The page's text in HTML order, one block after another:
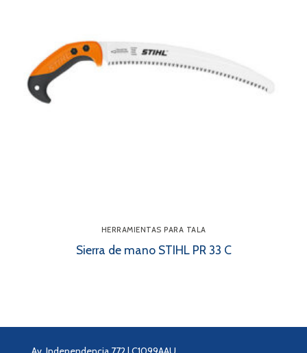
HERRAMIENTAS PARA TALA
Sierra de mano STIHL PR 33 C